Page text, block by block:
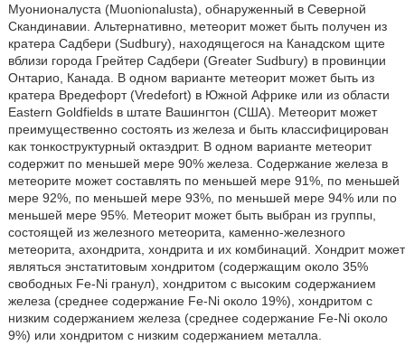
Муонионалуста (Muonionalusta), обнаруженный в Северной
Скандинавии. Альтернативно, метеорит может быть получен из
кратера Садбери (Sudbury), находящегося на Канадском щите
вблизи города Грейтер Садбери (Greater Sudbury) в провинции
Онтарио, Канада. В одном варианте метеорит может быть из
кратера Вредефорт (Vredefort) в Южной Африке или из области
Eastern Goldfields в штате Вашингтон (США). Метеорит может
преимущественно состоять из железа и быть классифицирован
как тонкоструктурный октаэдрит. В одном варианте метеорит
содержит по меньшей мере 90% железа. Содержание железа в
метеорите может составлять по меньшей мере 91%, по меньшей
мере 92%, по меньшей мере 93%, по меньшей мере 94% или по
меньшей мере 95%. Метеорит может быть выбран из группы,
состоящей из железного метеорита, каменно-железного
метеорита, ахондрита, хондрита и их комбинаций. Хондрит может
являться энстатитовым хондритом (содержащим около 35%
свободных Fe-Ni гранул), хондритом с высоким содержанием
железа (среднее содержание Fe-Ni около 19%), хондритом с
низким содержанием железа (среднее содержание Fe-Ni около
9%) или хондритом с низким содержанием металла.